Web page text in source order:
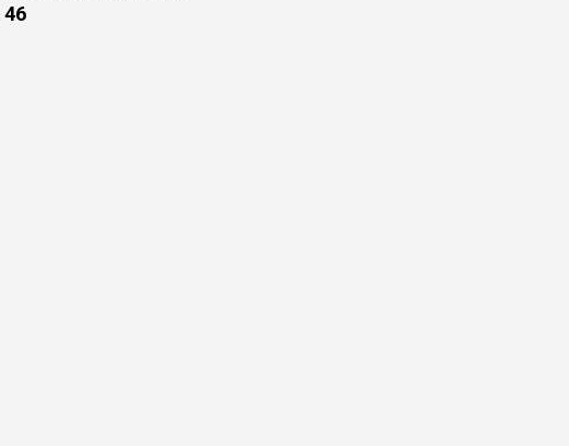
46